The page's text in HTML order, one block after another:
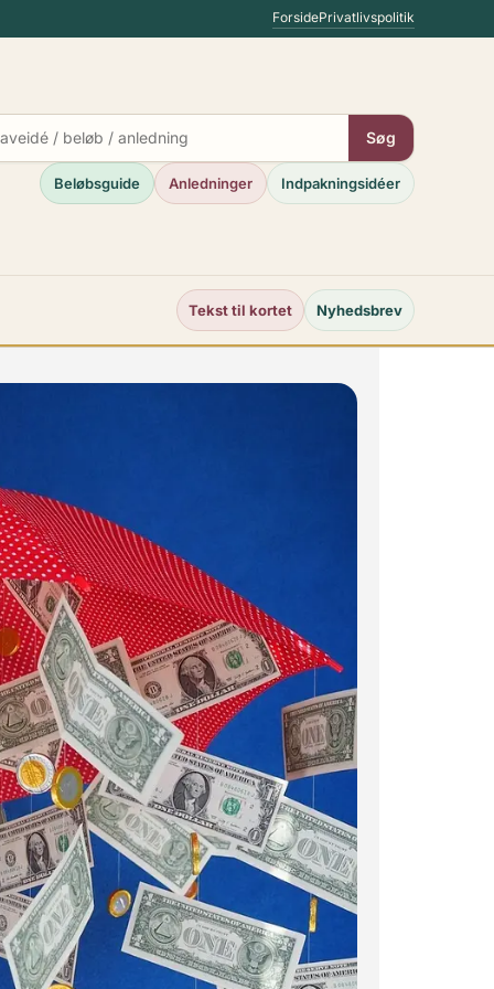
ForsidePrivatlivspolitik
Søg
Beløbsguide Anledninger Indpakningsidéer
Tekst til kortet Nyhedsbrev